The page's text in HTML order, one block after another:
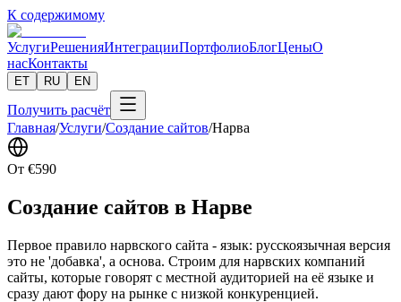
К содержимому
УслугиРешенияИнтеграцииПортфолиоБлогЦеныО
насКонтакты
ET RU EN
Получить расчёт
Главная/Услуги/Создание сайтов/Нарва
От €590
Создание сайтов в Нарве
Первое правило нарвского сайта - язык: русскоязычная версия
это не 'добавка', а основа. Строим для нарвских компаний
сайты, которые говорят с местной аудиторией на её языке и
сразу дают фору на рынке с низкой конкуренцией.